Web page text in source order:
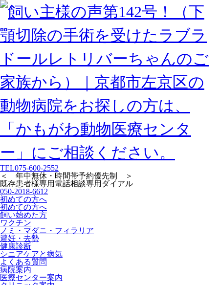
TEL075-600-2552
＜ 年中無休・時間帯予約優先制 ＞
既存患者様専用 電話相談専用ダイアル
050-2018-6612
初めての方へ
初めての方へ
飼い始めた方
ワクチン
ノミ・マダニ・フィラリア
避妊・去勢
健康診断
シニアケアと病気
よくある質問
病院案内
医療センター案内